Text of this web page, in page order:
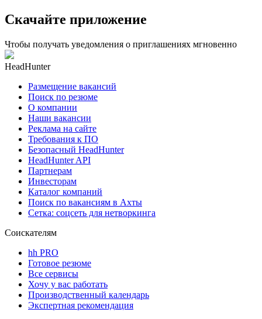
Скачайте приложение
Чтобы получать уведомления о приглашениях мгновенно
HeadHunter
Размещение вакансий
Поиск по резюме
О компании
Наши вакансии
Реклама на сайте
Требования к ПО
Безопасный HeadHunter
HeadHunter API
Партнерам
Инвесторам
Каталог компаний
Поиск по вакансиям в Ахты
Сетка: соцсеть для нетворкинга
Соискателям
hh PRO
Готовое резюме
Все сервисы
Хочу у вас работать
Производственный календарь
Экспертная рекомендация